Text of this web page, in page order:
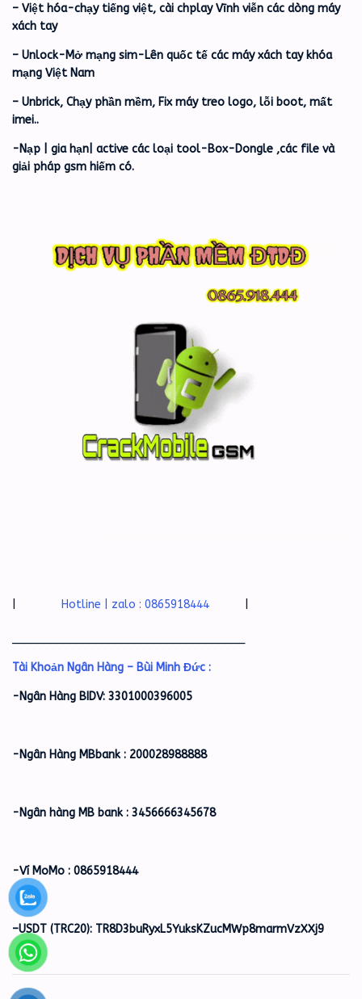
– Việt hóa-chạy tiếng việt, cài chplay Vĩnh viễn các dòng máy
xách tay
– Unlock-Mở mạng sim-Lên quốc tế các máy xách tay khóa
mạng Việt Nam
– Unbrick, Chạy phần mềm, Fix máy treo logo, lỗi boot, mất
imei..
-Nạp | gia hạn| active các loại tool-Box-Dongle ,các file và
giải pháp gsm hiếm có.
Hotline | zalo : 0865918444
Tài Khoản Ngân Hàng – Bùi Minh Đức :
-Ngân Hàng BIDV: 3301000396005
-Ngân Hàng MBbank : 200028988888
-Ngân hàng MB bank : 3456666345678
-Ví MoMo : 0865918444
–USDT (TRC20): TR8D3buRyxL5YuksKZucMWp8marmVzXXj9